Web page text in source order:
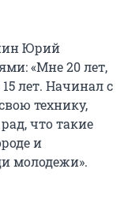
Юрий
«Мне 20 лет,
лет. Начинал с
технику,
что такие
и
молодежи».